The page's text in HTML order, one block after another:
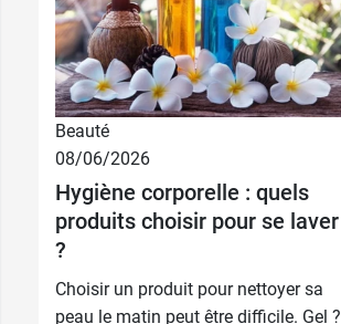
200 ml 7,99 €
500 ml
recharge 900
ml
Beauté
08/06/2026
Hygiène corporelle : quels
produits choisir pour se laver
?
Choisir un produit pour nettoyer sa
peau le matin peut être difficile. Gel ?